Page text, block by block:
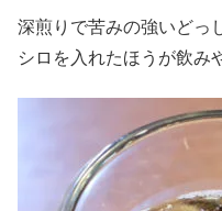
深煎りで苦みの強いどっ
シロを入れたほうが飲み